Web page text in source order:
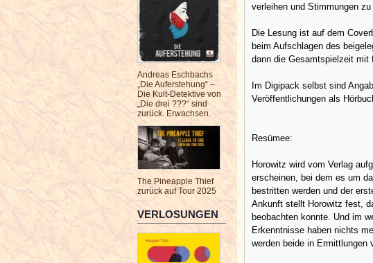
Andreas Eschbachs
„Die Auferstehung“ –
Die Kult-Detektive von
„Die drei ???“ sind
zurück. Erwachsen.
The Pineapple Thief
zurück auf Tour 2025
VERLOSUNGEN
verleihen und Stimmungen zu
Die Lesung ist auf dem
beim Aufschlagen des
dann die Gesamtspielzeit mit
Im Digipack selbst sind
Veröffentlichungen als
Resümee:
Horowitz wird vom Verlag
erscheinen, bei dem es um
bestritten werden und der
Ankunft stellt Horowitz fest,
beobachten konnte. Und im
Erkenntnisse haben nichts
werden beide in Ermittlungen